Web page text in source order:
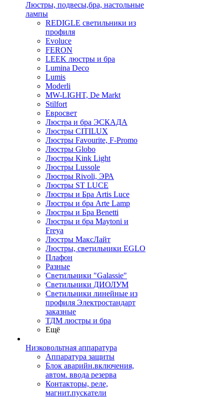
Люстры, подвесы,бра, настольные
лампы
REDIGLE светильники из
профиля
Evoluce
FERON
LEEK люстры и бра
Lumina Deco
Lumis
Moderli
MW-LIGHT, De Markt
Stilfort
Евросвет
Люстра и бра ЭСКАДА
Люстры CITILUX
Люстры Favourite, F-Promo
Люстры Globo
Люстры Kink Light
Люстры Lussole
Люстры Rivoli, ЭРА
Люстры ST LUCE
Люстры и Бра Artis Luce
Люстры и бра Arte Lamp
Люстры и Бра Benetti
Люстры и бра Maytoni и
Freya
Люстры МаксЛайт
Люстры, светильники EGLO
Плафон
Разные
Светильники "Galassie"
Светильники ДИОЛУМ
Светильники линейные из
профиля Электростандарт
заказные
ТДМ люстры и бра
Ещё
Низковольтная аппаратура
Аппаратура защиты
Блок аварийн.включения,
автом. ввода резерва
Контакторы, реле,
магнит.пускатели